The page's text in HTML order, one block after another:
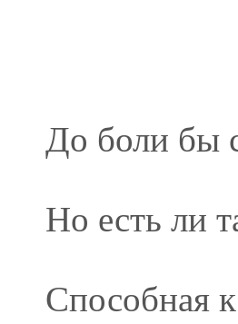
До боли бы
Но есть ли
Способная